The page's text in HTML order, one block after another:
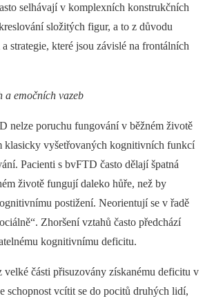
selhávají v komplexních konstrukčních
složitých figur, a to z důvodu
strategie, které jsou závislé na frontálních
a emočních vazeb
nelze poruchu fungování v běžném životě
klasicky vyšetřovaných kognitivních funkcí
Pacienti s bvFTD často dělají špatná
životě fungují daleko hůře, než by
postižení. Neorientují se v řadě
Zhoršení vztahů často předchází
kognitivnímu deficitu.
části přisuzovány získanému deficitu v
schopnost vcítit se do pocitů druhých lidí,